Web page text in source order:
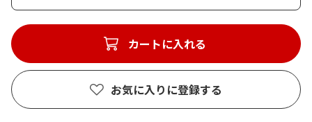
カートに入れる
お気に入りに登録する